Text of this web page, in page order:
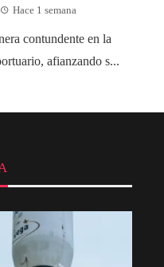
Hace 1 semana
contundente en la
afianzando s...